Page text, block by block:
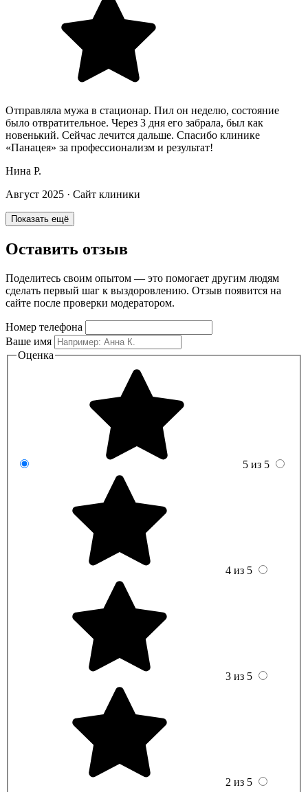
Отправляла мужа в стационар. Пил он неделю, состояние
было отвратительное. Через 3 дня его забрала, был как
новенький. Сейчас лечится дальше. Спасибо клинике
«Панацея» за профессионализм и результат!
Нина Р.
Август 2025 · Сайт клиники
Показать ещё
Оставить отзыв
Поделитесь своим опытом — это помогает другим людям
сделать первый шаг к выздоровлению. Отзыв появится на
сайте после проверки модератором.
Номер телефона
Ваше имя
Оценка
5 из 5
4 из 5
3 из 5
2 из 5